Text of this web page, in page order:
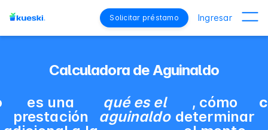
Solicitar préstamo Ingresar
Calculadora de Aguinaldo
es una
prestación
qué es el
aguinaldo
, cómo
determinar